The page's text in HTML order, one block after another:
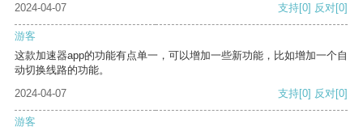
2024-04-07 支持[0] 反对[0]
游客
这款加速器app的功能有点单一，可以增加一些新功能，比如增加一个自
动切换线路的功能。
2024-04-07
支持[0] 反对[0]
游客